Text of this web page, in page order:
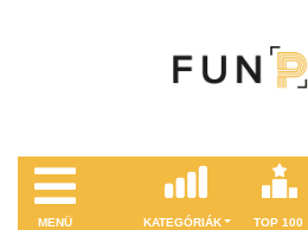
MENÜ KATEGÓRIÁK TOP 100